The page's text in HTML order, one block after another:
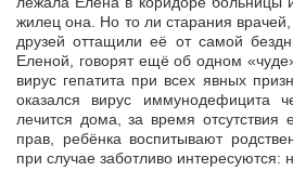
жилец она. Но то ли старания
друзей оттащили её от самой
Еленой, говорят ещё об одном
вирус гепатита при всех явных
оказался вирус иммунодефицита
лечится дома, за время отсутствия
прав, ребёнка воспитывают
при случае заботливо интересуются: